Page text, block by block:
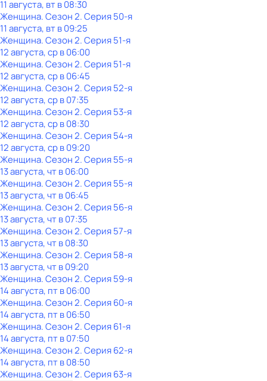
11 августа, вт в 08:30
Женщина. Сезон 2. Серия 50-я
11 августа, вт в 09:25
Женщина. Сезон 2. Серия 51-я
12 августа, ср в 06:00
Женщина. Сезон 2. Серия 51-я
12 августа, ср в 06:45
Женщина. Сезон 2. Серия 52-я
12 августа, ср в 07:35
Женщина. Сезон 2. Серия 53-я
12 августа, ср в 08:30
Женщина. Сезон 2. Серия 54-я
12 августа, ср в 09:20
Женщина. Сезон 2. Серия 55-я
13 августа, чт в 06:00
Женщина. Сезон 2. Серия 55-я
13 августа, чт в 06:45
Женщина. Сезон 2. Серия 56-я
13 августа, чт в 07:35
Женщина. Сезон 2. Серия 57-я
13 августа, чт в 08:30
Женщина. Сезон 2. Серия 58-я
13 августа, чт в 09:20
Женщина. Сезон 2. Серия 59-я
14 августа, пт в 06:00
Женщина. Сезон 2. Серия 60-я
14 августа, пт в 06:50
Женщина. Сезон 2. Серия 61-я
14 августа, пт в 07:50
Женщина. Сезон 2. Серия 62-я
14 августа, пт в 08:50
Женщина. Сезон 2. Серия 63-я